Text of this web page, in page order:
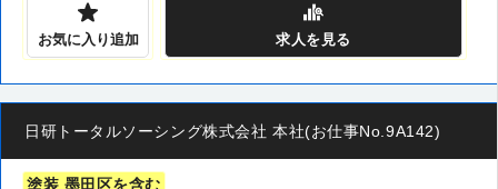
お気に入り追加 求人 を見る
日研トータルソーシング株式会社 本社(お仕事No.9A142)
塗装 墨田区を含む